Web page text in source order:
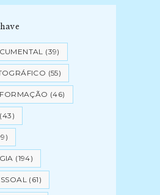
(39)
(55)
(46)
(43)
(194)
(61)